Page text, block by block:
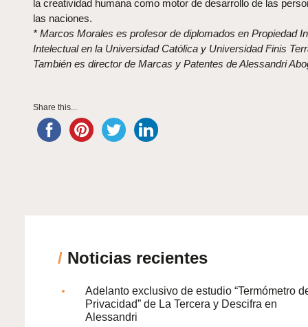
la creatividad humana como motor de desarrollo de las
las naciones.
* Marcos Morales es profesor de diplomados en Propiedad
Intelectual en la Universidad Católica y Universidad Finis
También es director de Marcas y Patentes de Alessandri
Share this...
/ Noticias recientes
Adelanto exclusivo de estudio “Termómetro
Privacidad” de La Tercera y Descifra en
Alessandri